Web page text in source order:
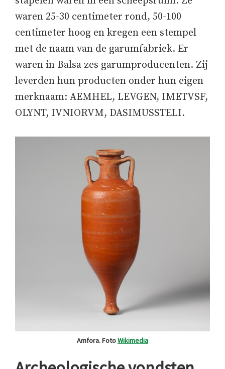
waren 25-30 centimeter rond, 50-100
centimeter hoog en kregen een stempel
met de naam van de garumfabriek. Er
waren in Balsa zes garumproducenten. Zij
leverden hun producten onder hun eigen
merknaam: AEMHEL, LEVGEN, IMETVSF,
OLYNT, IVNIORVM, DASIMUSSTELI.
Amfora. FotoWikimedia